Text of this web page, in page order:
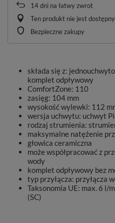
14dni na łatwy zwrot
Ten produkt nie jest
Bezpieczne zakupy
składa się z:
komplet odpływowy
ComfortZone: 110
zasięg: 104 mm
wysokość wylewki: 112
wersja uchwytu: uchwyt
rodzaj strumienia:
maksymalne natężenie
głowica ceramiczna
może współpracować z
wody
komplet odpływowy bez
typ przyłącza: przyłącza
Taksonomia UE: max. 6 l/
(SC)